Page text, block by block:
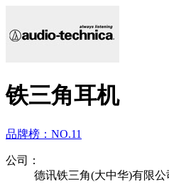
铁三角耳机
品牌榜： NO.11
公司：
德讯铁三角(大中华)有限公